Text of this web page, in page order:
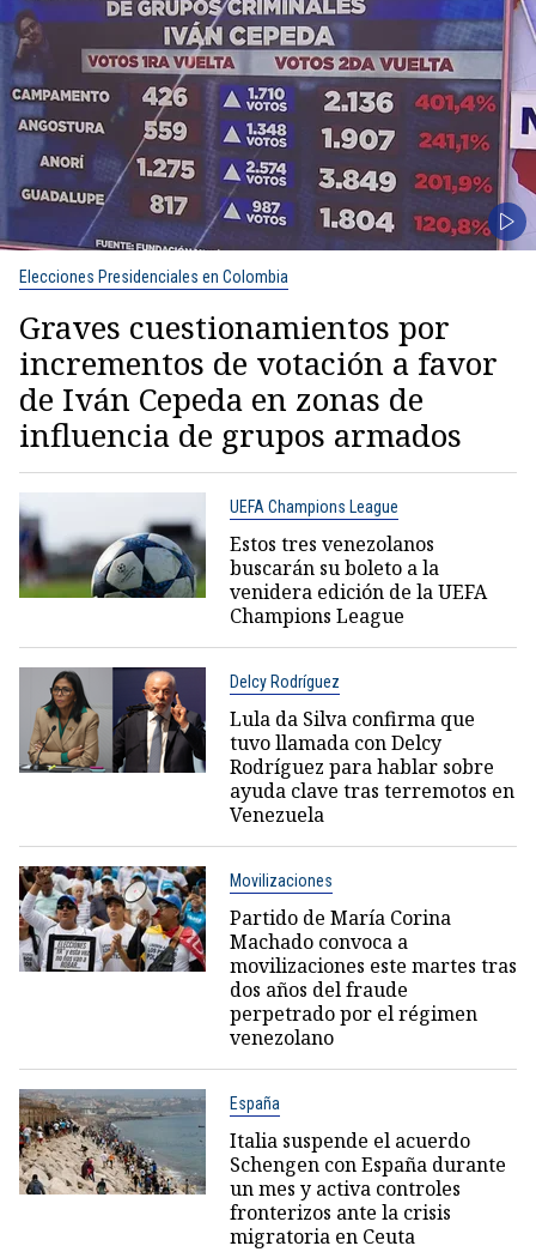
Elecciones Presidenciales en Colombia
Graves cuestionamientos por
incrementos de votación a favor
de Iván Cepeda en zonas de
influencia de grupos armados
UEFA Champions League
Estos tres venezolanos
buscarán su boleto a la
venidera edición de la UEFA
Champions League
Delcy Rodríguez
Lula da Silva confirma que
tuvo llamada con Delcy
Rodríguez para hablar sobre
ayuda clave tras terremotos en
Venezuela
Movilizaciones
Partido de María Corina
Machado convoca a
movilizaciones este martes tras
dos años del fraude
perpetrado por el régimen
venezolano
España
Italia suspende el acuerdo
Schengen con España durante
un mes y activa controles
fronterizos ante la crisis
migratoria en Ceuta